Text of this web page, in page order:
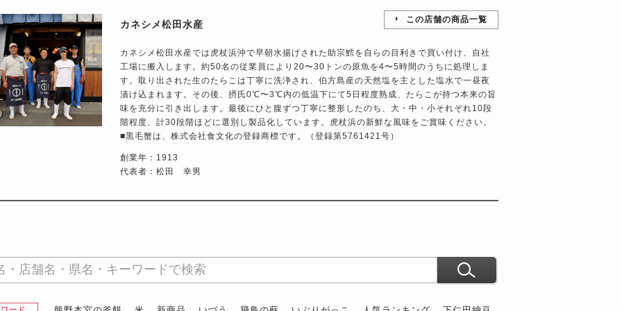
カネシメ松田水産 この店舗の商品一覧
カネシメ松田水産では虎杖浜沖で早朝水揚げされた助宗鱈を自らの目利きで買い付け、自社
工場に搬入します。約50名の従業員により20〜30トンの原魚を4〜5時間のうちに処理しま
す。取り出された生のたらこは丁寧に洗浄され、伯方島産の天然塩を主とした塩水で一昼夜
漬け込まれます。その後、摂氏0℃〜3℃内の低温下にて5日程度熟成、たらこが持つ本来の旨
味を充分に引き出します。最後にひと腹ずつ丁寧に整形したのち、大・中・小それぞれ10段
階程度、計30段階ほどに選別し製品化しています。虎杖浜の新鮮な風味をご賞味ください。
■黒毛蟹は、株式会社食文化の登録商標です。（登録第5761421号）
創業年：1913
代表者：松田 幸男
ード